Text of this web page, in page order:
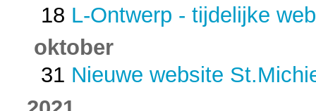
18 L-Ontwerp - tijdelijke
oktober
31 Nieuwe website